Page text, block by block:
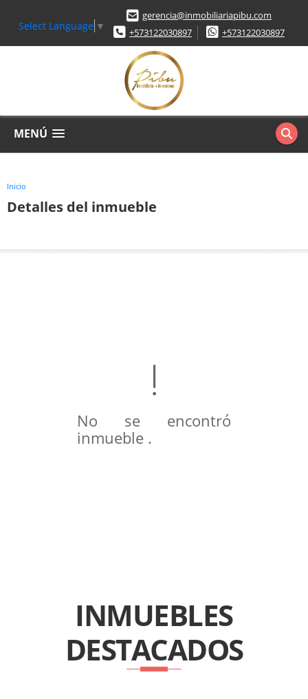
Select Language ▼
gerencia@inmobiliariapibu.com
+573122030897
+573122030897
MENÚ
Inicio
Detalles del inmueble
No se encontró
inmueble .
INMUEBLES
DESTACADOS